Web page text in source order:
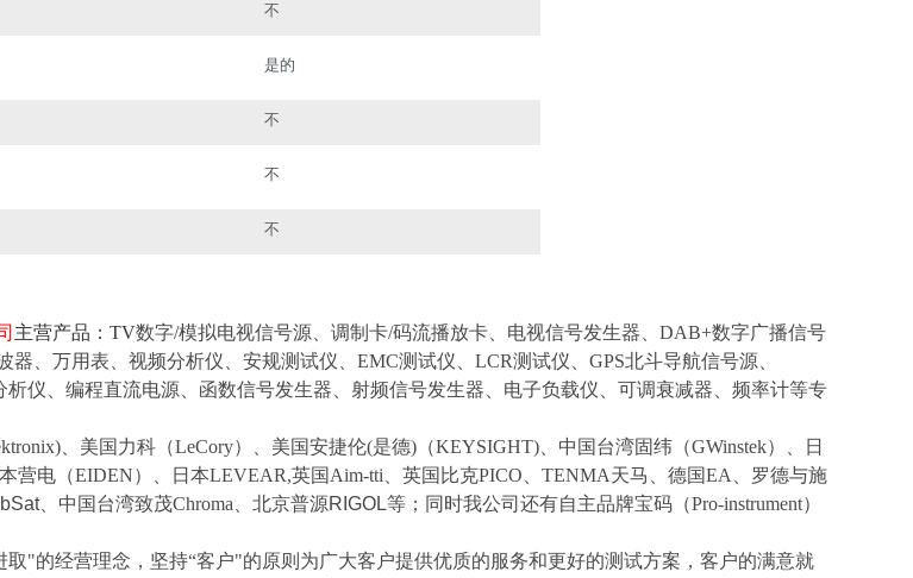
不
是的
不
不
不
主营产品 ： TV数字/模拟电视信号源、 调制 卡/码流播放卡 、电视信号发生器、 DAB+数字广播信号
器、 万用表 、视频分析仪、安规测试仪、 EMC测试仪、 LCR测试仪、 GPS北斗导航信号源
析仪 编程直流电源 函数信号发生器 射频信号发生器 电子负载仪 可调衰减器
频率计等专
、美国力科（LeCory）、 美国安捷伦(是德)（KEYSIGHT) 、中国台湾固纬（GWinstek）、日
营电（EIDEN）、日本LEVEAR,英国Aim-tti、英国比克PICO TENMA天马 德国EA
罗德与施
、 中国台湾致茂Chroma 北京普源RIGOL等；同时我公司还有自主品牌宝码（Pro-instrument）
取"的经营理念，坚持“客户"的原则为广大客户提供优质的服务和更好的测试方案，客户的满意就